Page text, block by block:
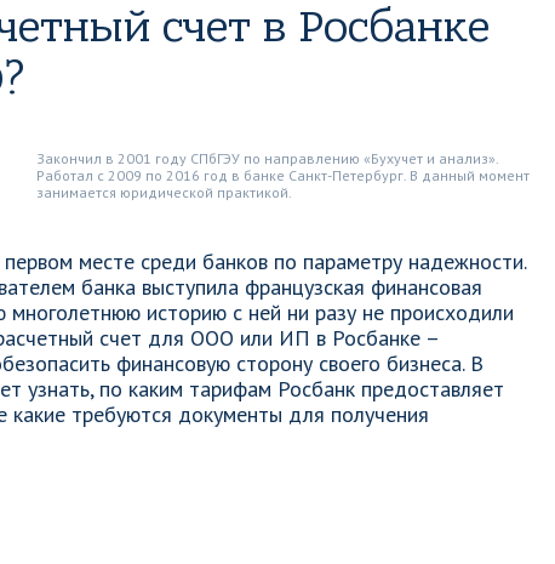
счет в Росбанке
Закончил в 2001 году СПбГЭУ по направлению «Бухучет и анализ».
Работал с 2009 по 2016 год в банке Санкт-Петербург. В данный момент
занимается юридической практикой.
месте среди банков по параметру надежности.
банка выступила французская финансовая
многолетнюю историю с ней ни разу не происходили
счет для ООО или ИП в Росбанке –
финансовую сторону своего бизнеса. В
узнать, по каким тарифам Росбанк предоставляет
какие требуются документы для получения